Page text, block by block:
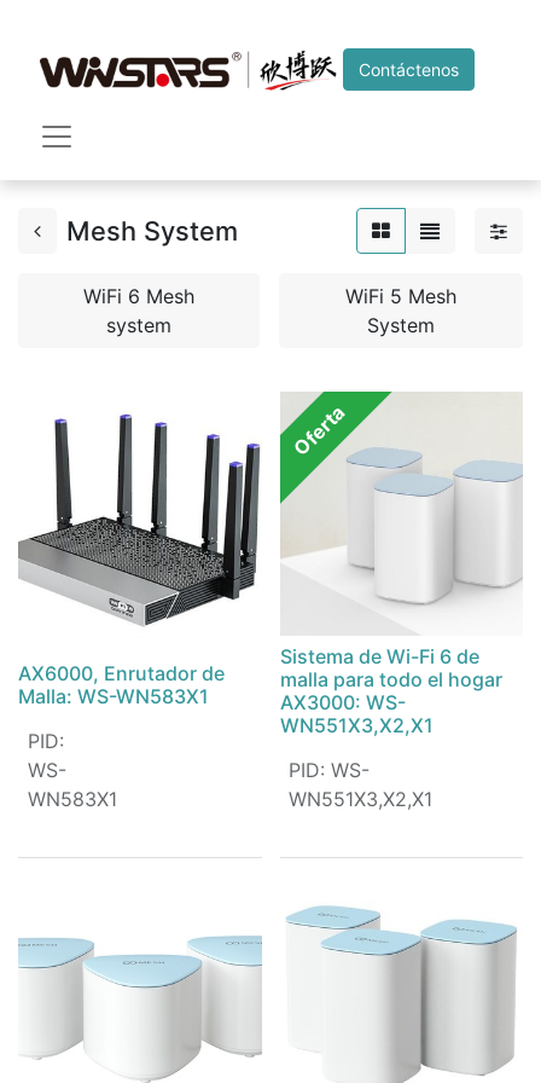
Contáctenos
Mesh System
WiFi 6 Mesh
system
WiFi 5 Mesh
System
AX6000, Enrutador de
Malla: WS-WN583X1
PID:
WS-
WN583X1
Oferta
Sistema de Wi-Fi 6 de
malla para todo el hogar
AX3000: WS-
WN551X3,X2,X1
PID: WS-
WN551X3,X2,X1